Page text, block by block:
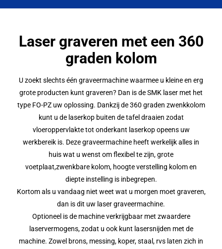
Laser graveren met een 360
graden kolom
U zoekt slechts één graveermachine waarmee u kleine en erg
grote producten kunt graveren? Dan is de SMK laser met het
type FO-PZ uw oplossing. Dankzij de 360 graden zwenkkolom
kunt u de laserkop buiten de tafel draaien zodat
vloeroppervlakte tot onderkant laserkop opeens uw
werkbereik is. Deze graveermachine heeft werkelijk alles in
huis wat u wenst om flexibel te zijn, grote
voetplaat,zwenkbare kolom, hoogte verstelling kolom en
diepte instelling is inbegrepen.
Kortom als u vandaag niet weet wat u morgen moet graveren,
dan is dit uw laser graveermachine.
Optioneel is de machine verkrijgbaar met zwaardere
laservermogens, zodat u ook kunt lasersnijden met de
machine. Zowel brons, messing, koper, staal, rvs laten zich in